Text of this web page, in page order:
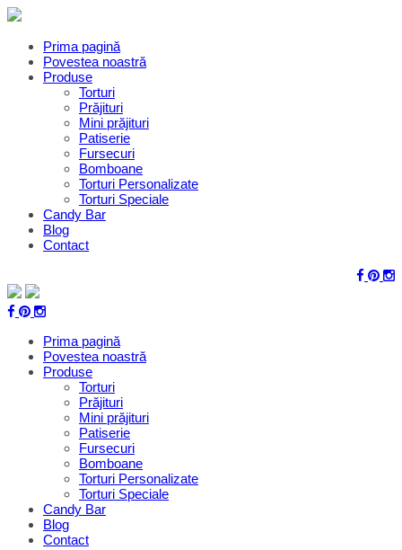
Prima pagină
Povestea noastră
Produse
Torturi
Prăjituri
Mini prăjituri
Patiserie
Fursecuri
Bomboane
Torturi Personalizate
Torturi Speciale
Candy Bar
Blog
Contact
Prima pagină
Povestea noastră
Produse
Torturi
Prăjituri
Mini prăjituri
Patiserie
Fursecuri
Bomboane
Torturi Personalizate
Torturi Speciale
Candy Bar
Blog
Contact